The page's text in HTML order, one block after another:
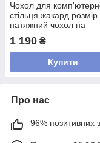
Чохол для
стільця жакард розмір
натяжний чохол на
офісний стілець
універсальний
Сірий
1 190 ₴
Купити
Про нас
96% позитивних з